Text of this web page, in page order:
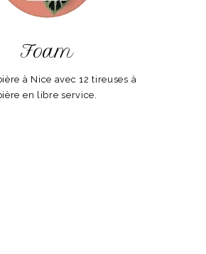
Foam
à Nice avec 12 tireuses à
en libre service.